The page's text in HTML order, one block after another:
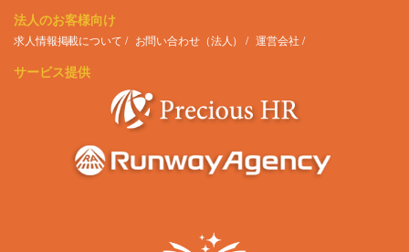
法人のお客様向け
求人情報掲載について お問い合わせ（法人） 運営会社
サービス提供